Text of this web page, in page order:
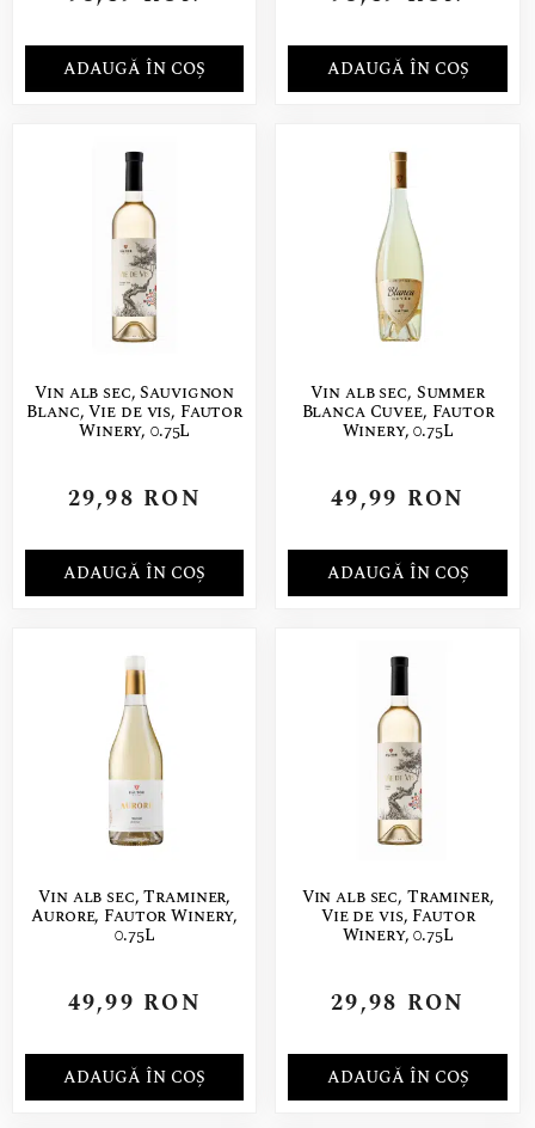
ADAUGĂ ÎN COȘ ADAUGĂ ÎN COȘ
Vin alb sec, Sauvignon
Blanc, Vie de vis, Fautor
Winery, 0.75L
29,98 RON
ADAUGĂ ÎN COȘ
Vin alb sec, Summer
Blanca Cuvee, Fautor
Winery, 0.75L
49,99 RON
ADAUGĂ ÎN COȘ
Vin alb sec, Traminer,
Aurore, Fautor Winery,
0.75L
49,99 RON
ADAUGĂ ÎN COȘ
Vin alb sec, Traminer,
Vie de vis, Fautor
Winery, 0.75L
29,98 RON
ADAUGĂ ÎN COȘ